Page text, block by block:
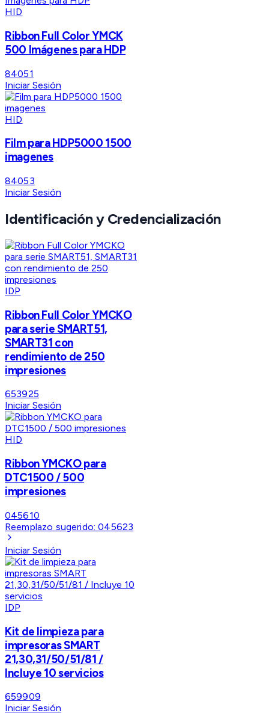
HID
Ribbon Full Color YMCK
500 Imágenes para HDP
84051
Iniciar Sesión
HID
Film para HDP5000 1500
imagenes
84053
Iniciar Sesión
Identificación y Credencialización
IDP
Ribbon Full Color YMCKO
para serie SMART51,
SMART31 con
rendimiento de 250
impresiones
653925
Iniciar Sesión
HID
Ribbon YMCKO para
DTC1500 / 500
impresiones
045610
Reemplazo sugerido:045623
Iniciar Sesión
IDP
Kit de limpieza para
impresoras SMART
21,30,31/50/51/81 /
Incluye 10 servicios
659909
Iniciar Sesión